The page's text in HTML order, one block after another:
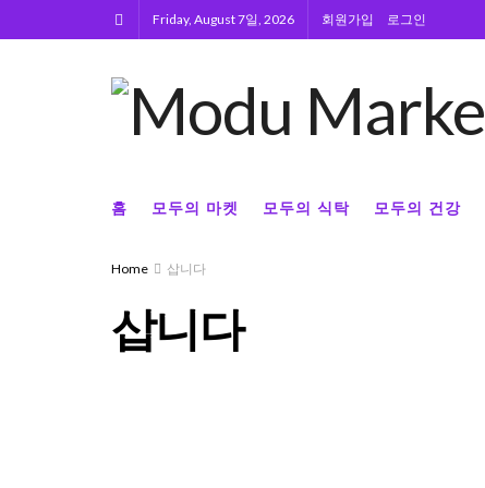
Friday, August 7일, 2026 회원가입 로그인
홈 모두의 마켓 모두의 식탁 모두의 건강
Home 삽니다
삽니다